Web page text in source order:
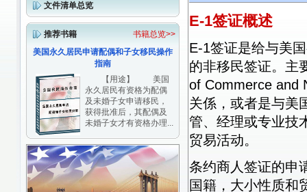
文件清单总览
推荐书籍
书籍总览>>
美国永久居民申请配偶和子女移民操作
指南
【用途】 美国
永久居民有资格为配偶
及未婚子女申请移民，
获得批准后，其配偶及
未婚子女才有资格办理...
E-1签证概述
E-1签证是给与美
的非移民签证。主
of Commerce and
关係，或者是与美
管、经理或专业技
贸易活动。
条约商人签证的申
国籍，大小性质和